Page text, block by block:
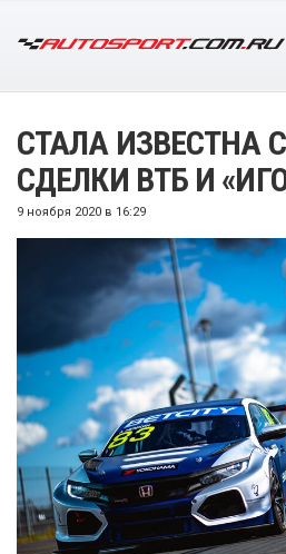
СТАЛА ИЗВЕСТНА
СДЕЛКИ ВТБ И
9 ноября 2020 в 16:29